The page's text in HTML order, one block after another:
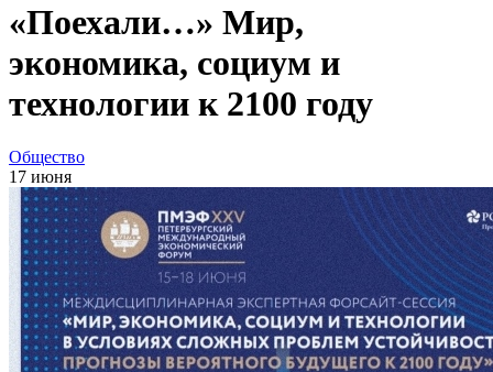
«Поехали…» Мир,
экономика, социум и
технологии к 2100 году
Общество
17 июня